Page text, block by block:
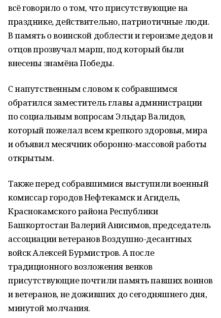
всё говорило о том, что присутствующие на
празднике, действительно, патриотичные люди.
В память о воинской доблести и героизме дедов и
отцов прозвучал марш, под который были
внесены знамёна Победы.
С напутственным словом к собравшимся
обратился заместитель главы администрации
по социальным вопросам Эльдар Валидов,
который пожелал всем крепкого здоровья, мира
и объявил месячник оборонно-массовой работы
открытым.
Также перед собравшимися выступили военный
комиссар городов Нефтекамск и Агидель,
Краснокамского района Республики
Башкортостан Валерий Анисимов, председатель
ассоциации ветеранов Воздушно-десантных
войск Алексей Бурмистров. А после
традиционного возложения венков
присутствующие почтили память павших воинов
и ветеранов, не доживших до сегодняшнего дня,
минутой молчания.